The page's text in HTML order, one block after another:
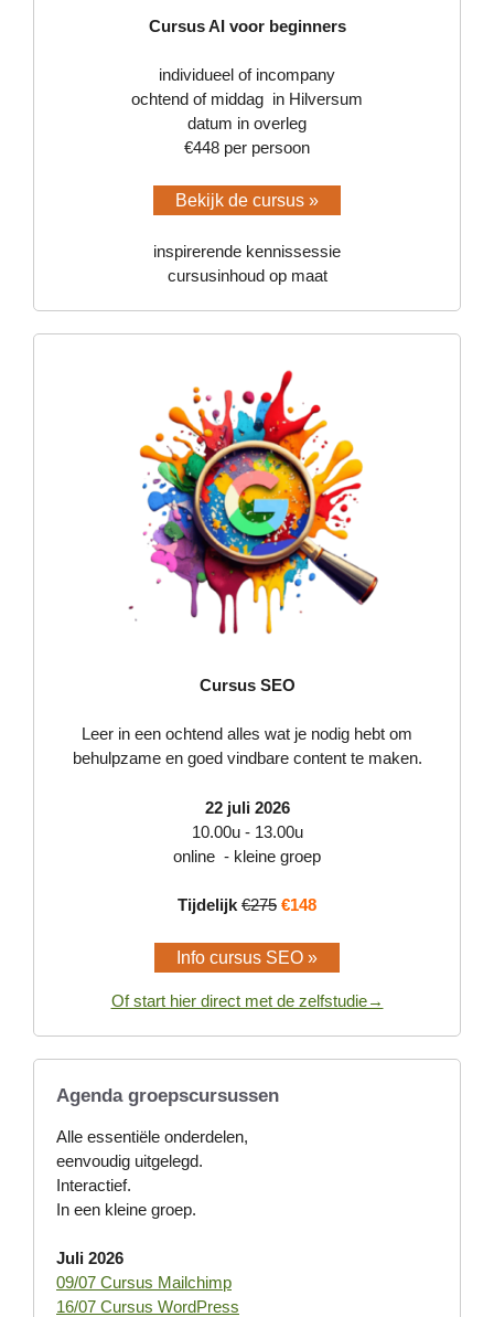
Cursus AI voor beginners
individueel of incompany
ochtend of middag in Hilversum
datum in overleg
€448 per persoon
Bekijk de cursus »
inspirerende kennissessie
cursusinhoud op maat
Cursus SEO
Leer in een ochtend alles wat je nodig hebt om
behulpzame en goed vindbare content te maken.
22 juli 2026
10.00u - 13.00u
online - kleine groep
Tijdelijk €275 €148
Info cursus SEO »
Of start hier direct met de zelfstudie→
Agenda groepscursussen
Alle essentiële onderdelen,
eenvoudig uitgelegd.
Interactief.
In een kleine groep.
Juli 2026
09/07 Cursus Mailchimp
16/07 Cursus WordPress